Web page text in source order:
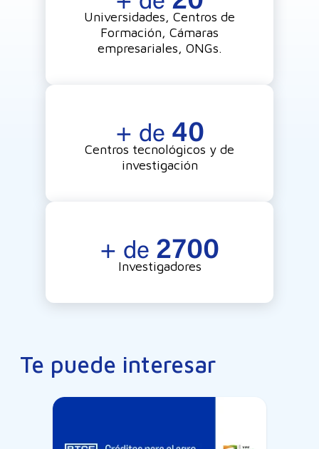
Universidades, Centros de
Formación, Cámaras
empresariales, ONGs.
+ de 40
Centros tecnológicos y de
investigación
+ de 2700
Investigadores
Te puede interesar